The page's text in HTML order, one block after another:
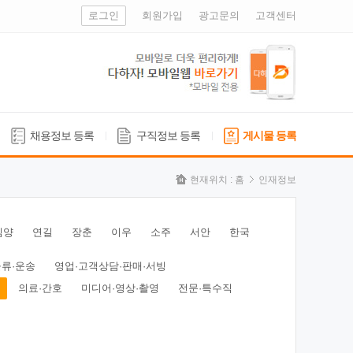
로그인 회원가입 광고문의 고객센터
채용정보 등록 구직정보 등록 게시물 등록
현재위치 : 홈 인재정보
양 연길 장춘 이우 소주 서안 한국
·운송
영업·고객상담·판매·서빙
의료·간호
미디어·영상·촬영 전문·특수직